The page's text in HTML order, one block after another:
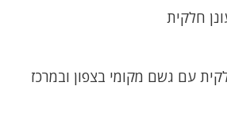
חלקית
עם גשם מקומי בצפון ובמרכז